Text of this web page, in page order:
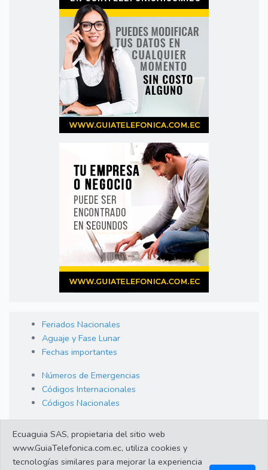
Feriados Nacionales
Aguaje y Fase Lunar
Fechas importantes
Números de Emergencias
Códigos Internacionales
Códigos Nacionales
Cambio de Divisas
Enlaces de interes
Ecuaguia SAS, propietaria del sitio web
www.GuiaTelefonica.com.ec, utiliza cookies y
tecnologías similares para mejorar la experiencia